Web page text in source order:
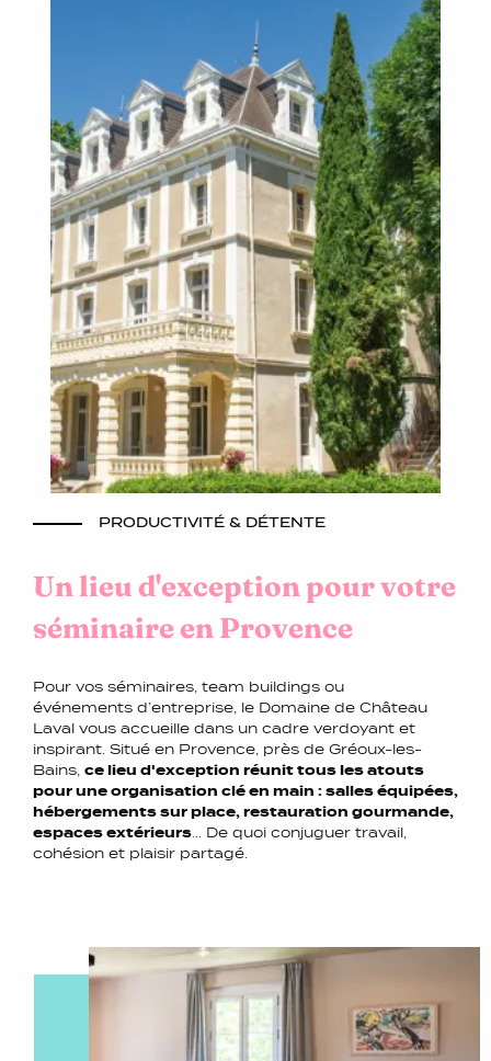
PRODUCTIVITÉ & DÉTENTE
Un lieu d'exception pour votre
séminaire en Provence
Pour vos séminaires, team buildings ou
événements d’entreprise, le Domaine de Château
Laval vous accueille dans un cadre verdoyant et
inspirant. Situé en Provence, près de Gréoux-les-
Bains, ce lieu d'exception réunit tous les atouts
pour une organisation clé en main : salles équipées,
hébergements sur place, restauration gourmande,
espaces extérieurs … De quoi conjuguer travail,
cohésion et plaisir partagé.